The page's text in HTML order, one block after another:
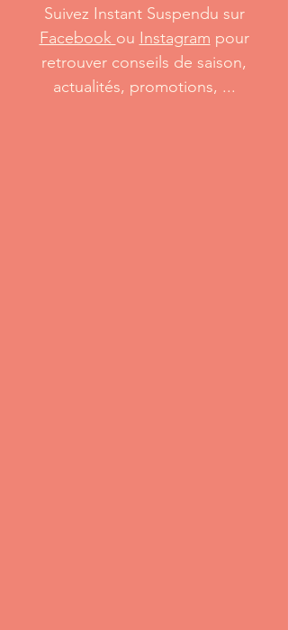
Suivez Instant Suspendu sur
Facebook ou Instagram pour
retrouver conseils de saison,
actualités, promotions, ...